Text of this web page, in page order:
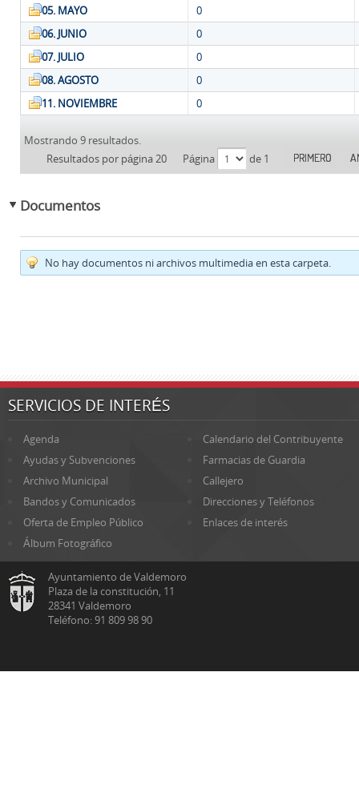
05. MAYO
0
06. JUNIO
0
07. JULIO
0
08. AGOSTO
0
11. NOVIEMBRE
0
Mostrando 9 resultados.
Resultados por página 20
Página de 1 PRIMERO
Documentos
No hay documentos ni archivos multimedia en esta carpeta.
SERVICIOS DE INTERÉS
Agenda
Calendario del Contribuyente
Ayudas y Subvenciones
Farmacias de Guardia
Archivo Municipal
Callejero
Bandos y Comunicados
Direcciones y Teléfonos
Oferta de Empleo Público
Enlaces de interés
Álbum Fotográfico
Ayuntamiento de Valdemoro
Plaza de la constitución, 11
28341 Valdemoro
Teléfono: 91 809 98 90